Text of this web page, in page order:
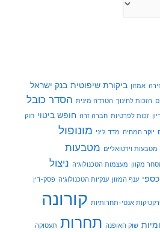
אמזון ביקורת שיפוטית בנק ישראל
הזכות לחינוך הטרדה מינית הסדר כובל
זכות לפרטיות חברה זרה חופש ביטוי חוק
יוקר המחיה מדד ג'יני מונופול
מטבעות וירטואליים מטבעות
מקוון מעצמות הטכנולוגיה ניצול
ענף המזון ענקיות הטכנולוגיה פסק-דין
אנטי-תחרותיות קורונה
שוק האופנה תחרות תעסוקה